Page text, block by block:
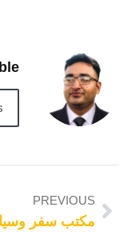
PREVIOUS